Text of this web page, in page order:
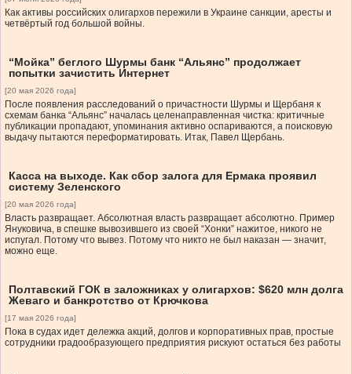
Как активы российских олигархов пережили в Украине санкции, аресты и
четвёртый год большой войны.
“Мойка” беглого Шурмы банк “Альянс” продолжает
попытки зачистить Интернет
[20 мая 2026 года]
После появления расследований о причастности Шурмы и Щербаня к
схемам банка “Альянс” началась целенаправленная чистка: критичные
публикации пропадают, упоминания активно оспариваются, а поисковую
выдачу пытаются переформатировать. Итак, Павел Щербань.
Касса на выходе. Как сбор залога для Ермака проявил
систему Зеленского
[20 мая 2026 года]
Власть развращает. Абсолютная власть развращает абсолютно. Пример
Януковича, в спешке вывозившего из своей “Хонки” нажитое, никого не
испугал. Потому что вывез. Потому что никто не был наказан — значит,
можно еще.
Полтавский ГОК в заложниках у олигархов: $620 млн долга
Жеваго и банкротство от Крючкова
[17 мая 2026 года]
Пока в судах идет дележка акций, долгов и корпоративных прав, простые
сотрудники градообразующего предприятия рискуют остаться без работы